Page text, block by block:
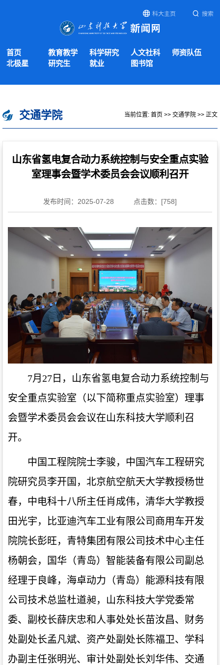
科大主页 搜索
首页 教育教学 科学研究 人文社科
师资队伍
北极星
研究生 就业 图书馆
交通学院 当前位置: 首页 >> 交通学院 >> 正文
山东省氢电复合动力系统控制与安全重点实验
室理事会暨学术委员会会议顺利召开
发布时间：2025-07-28 点击数：[758]
7月27日，山东省氢电复合动力系统控制与
安全重点实验室（以下简称重点实验室）理事
会暨学术委员会会议在山东科技大学顺利召
开。
中国工程院院士李骏，中国汽车工程研究
院研究员李开国 ， 北京航空航天大学教授杨世
春， 中电科十八所主任肖成伟， 清华大学教授
田光宇，
比亚迪汽车工业有限公司商用车开发
院院长彭旺， 青特集团有限公司技术中心主任
杨朝会，
国华（青岛）智能装备有限公司副总
经理于良峰， 海卓动力（青岛）能源科技有限
公司技术总监杜道昶， 山东科技大学党委常
委、副校长薛庆忠和人事处处长苗汝昌、财务
处副 处长孟凡斌、资产处副处长陈福卫、学科
办副主任张明光、 审计处副处长刘华伟、 交通